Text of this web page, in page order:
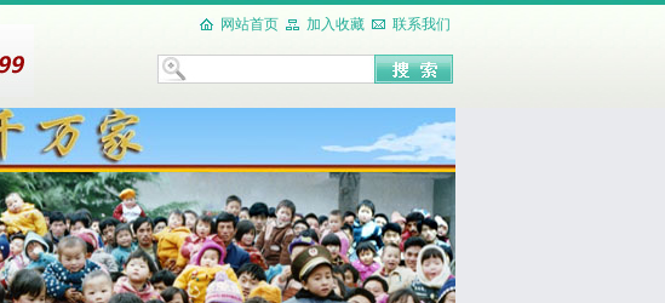
网站首页 加入收藏 联系我们